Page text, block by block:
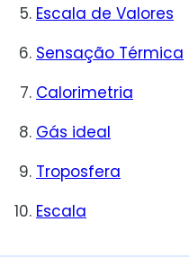
Escala de Valores
Sensação Térmica
Calorimetria
Gás ideal
Troposfera
Escala